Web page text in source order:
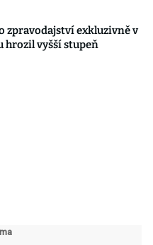
zpravodajství exkluzivně v
hrozil vyšší stupeň